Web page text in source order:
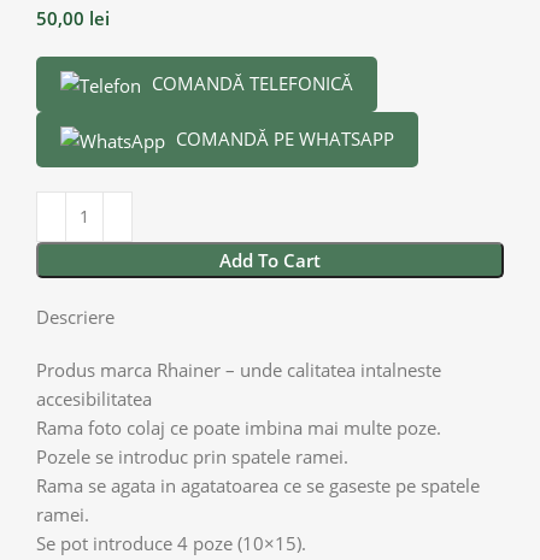
50,00 lei
COMANDĂ TELEFONICĂ
COMANDĂ PE WHATSAPP
Add To Cart
Descriere
Produs marca Rhainer – unde calitatea intalneste
accesibilitatea
Rama foto colaj ce poate imbina mai multe poze.
Pozele se introduc prin spatele ramei.
Rama se agata in agatatoarea ce se gaseste pe spatele
ramei.
Se pot introduce 4 poze (10×15).